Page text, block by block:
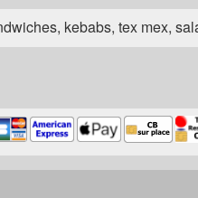
kebabs, tex mex,